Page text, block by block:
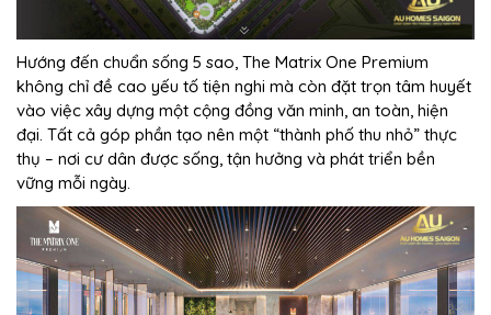
Hướng đến chuẩn sống 5 sao, The Matrix One Premium
không chỉ đề cao yếu tố tiện nghi mà còn đặt trọn tâm huyết
vào việc xây dựng một cộng đồng văn minh, an toàn, hiện
đại. Tất cả góp phần tạo nên một “thành phố thu nhỏ” thực
thụ – nơi cư dân được sống, tận hưởng và phát triển bền
vững mỗi ngày.